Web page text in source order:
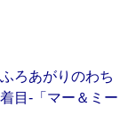
ろあがりのわち
目‐「マー＆ミー